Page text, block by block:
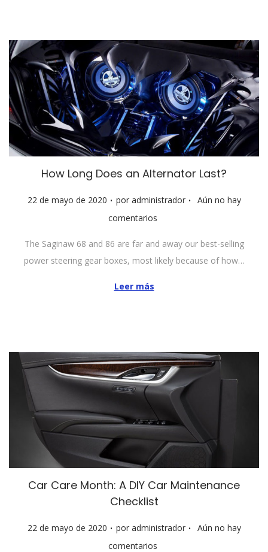
e
How Long Does an Alternator Last?
P
l
i
e
l
22 de mayo de 2020 . por administrador . Aún no hay
comentarios
The Saginaw 68 and 86 are far and away our best-selling
power steering gear boxes, most likely because of how…
Leer más
Car Care Month: A DIY Car Maintenance
Checklist
P
22 de mayo de 2020 . por administrador . Aún no hay
comentarios